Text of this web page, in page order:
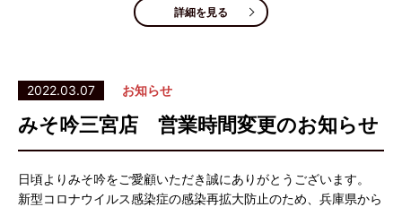
詳細を見る
2022.03.07 お知らせ
みそ吟三宮店 営業時間変更のお知らせ
日頃よりみそ吟をご愛顧いただき誠にありがとうございます。
新型コロナウイルス感染症の感染再拡大防止のため、兵庫県から